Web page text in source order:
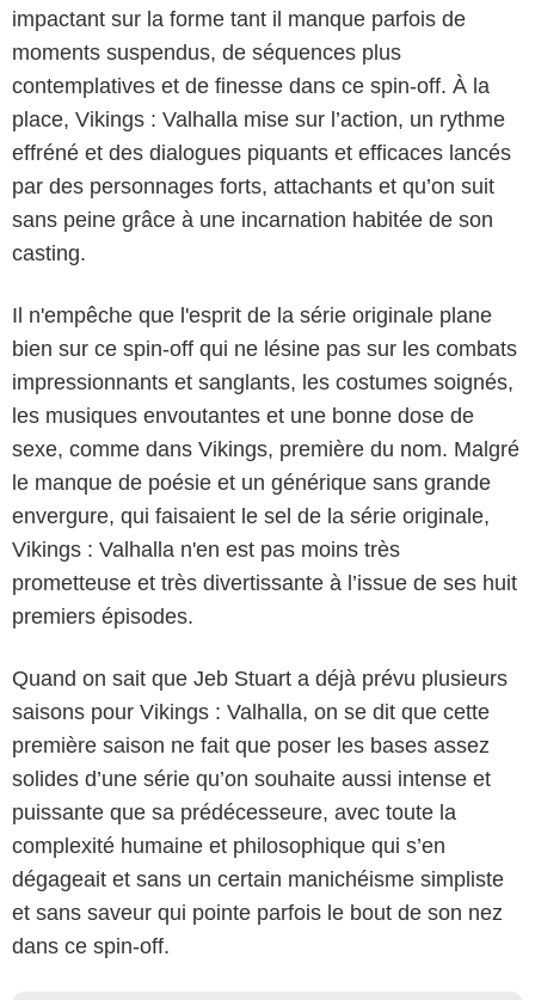
impactant sur la forme tant il manque parfois de
moments suspendus, de séquences plus
contemplatives et de finesse dans ce spin-off. À la
place, Vikings : Valhalla mise sur l’action, un rythme
effréné et des dialogues piquants et efficaces lancés
par des personnages forts, attachants et qu’on suit
sans peine grâce à une incarnation habitée de son
casting.
Il n'empêche que l'esprit de la série originale plane
bien sur ce spin-off qui ne lésine pas sur les combats
impressionnants et sanglants, les costumes soignés,
les musiques envoutantes et une bonne dose de
sexe, comme dans Vikings, première du nom. Malgré
le manque de poésie et un générique sans grande
envergure, qui faisaient le sel de la série originale,
Vikings : Valhalla n'en est pas moins très
prometteuse et très divertissante à l’issue de ses huit
premiers épisodes.
Quand on sait que Jeb Stuart a déjà prévu plusieurs
saisons pour Vikings : Valhalla, on se dit que cette
première saison ne fait que poser les bases assez
solides d’une série qu’on souhaite aussi intense et
puissante que sa prédécesseure, avec toute la
complexité humaine et philosophique qui s’en
dégageait et sans un certain manichéisme simpliste
et sans saveur qui pointe parfois le bout de son nez
dans ce spin-off.